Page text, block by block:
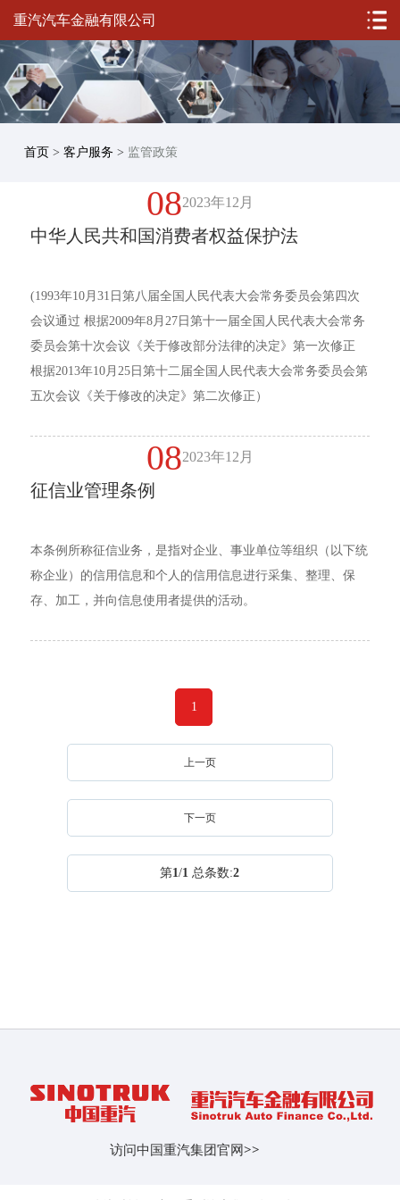
重汽汽车金融有限公司
首页 > 客户服务 > 监管政策
082023年12月
中华人民共和国消费者权益保护法
(1993年10月31日第八届全国人民代表大会常务委员会第四次
会议通过 根据2009年8月27日第十一届全国人民代表大会常务
委员会第十次会议《关于修改部分法律的决定》第一次修正
根据2013年10月25日第十二届全国人民代表大会常务委员会第
五次会议《关于修改的决定》第二次修正）
082023年12月
征信业管理条例
本条例所称征信业务，是指对企业、事业单位等组织（以下统
称企业）的信用信息和个人的信用信息进行采集、整理、保
存、加工，并向信息使用者提供的活动。
1
上一页
下一页
第1/1 总条数:2
访问中国重汽集团官网>>